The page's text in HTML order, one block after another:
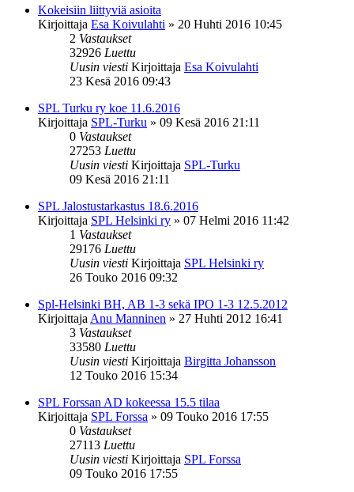
Kokeisiin liittyviä asioita
Kirjoittaja Esa Koivulahti » 20 Huhti 2016 10:45
2 Vastaukset
32926 Luettu
Uusin viesti Kirjoittaja Esa Koivulahti
23 Kesä 2016 09:43
SPL Turku ry koe 11.6.2016
Kirjoittaja SPL-Turku » 09 Kesä 2016 21:11
0 Vastaukset
27253 Luettu
Uusin viesti Kirjoittaja SPL-Turku
09 Kesä 2016 21:11
SPL Jalostustarkastus 18.6.2016
Kirjoittaja SPL Helsinki ry » 07 Helmi 2016 11:42
1 Vastaukset
29176 Luettu
Uusin viesti Kirjoittaja SPL Helsinki ry
26 Touko 2016 09:32
Spl-Helsinki BH, AB 1-3 sekä IPO 1-3 12.5.2012
Kirjoittaja Anu Manninen » 27 Huhti 2012 16:41
3 Vastaukset
33580 Luettu
Uusin viesti Kirjoittaja Birgitta Johansson
12 Touko 2016 15:34
SPL Forssan AD kokeessa 15.5 tilaa
Kirjoittaja SPL Forssa » 09 Touko 2016 17:55
0 Vastaukset
27113 Luettu
Uusin viesti Kirjoittaja SPL Forssa
09 Touko 2016 17:55